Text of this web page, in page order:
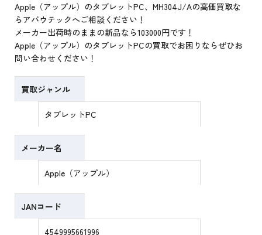
Apple（アップル）のタブレットPC、MH304J/Aの高価買取な
らアバウテックへご相談ください！
メーカー出荷時のままの新品なら103000円です！
Apple（アップル）のタブレットPCの買取でお困りならぜひお
問い合わせください！
買取ジャンル
タブレットPC
メーカー名
Apple（アップル）
JANコード
4549995661996